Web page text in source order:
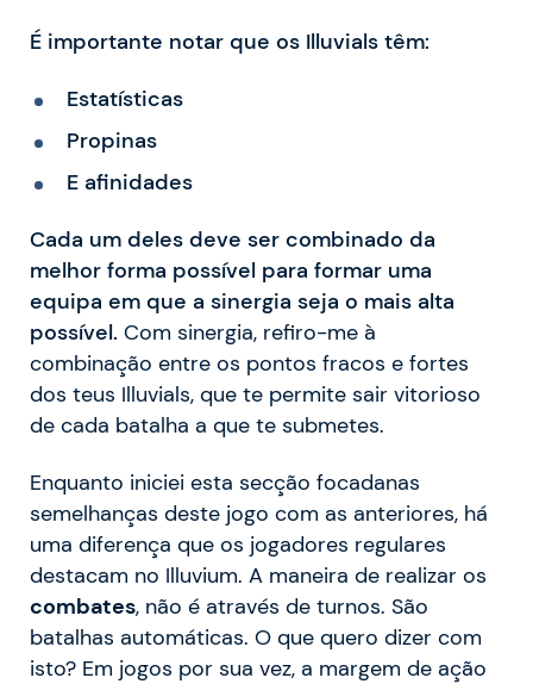
É importante notar que os Illuvials têm:
Estatísticas
Propinas
E afinidades
Cada um deles deve ser combinado da
melhor forma possível para formar uma
equipa em que a sinergia seja o mais alta
possível. Com sinergia, refiro-me à
combinação entre os pontos fracos e fortes
dos teus Illuvials, que te permite sair vitorioso
de cada batalha a que te submetes.
Enquanto iniciei esta secção focadanas
semelhanças deste jogo com as anteriores, há
uma diferença que os jogadores regulares
destacam no Illuvium. A maneira de realizar os
combates, não é através de turnos. São
batalhas automáticas. O que quero dizer com
isto? Em jogos por sua vez, a margem de ação